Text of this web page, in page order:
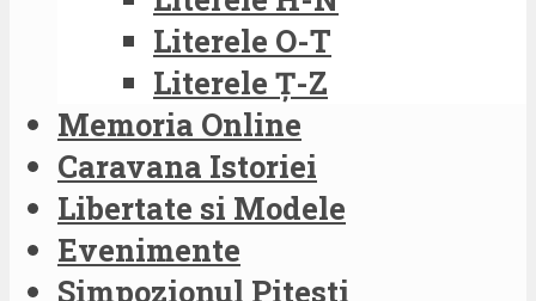
Literele O-T
Literele Ț-Z
Memoria Online
Caravana Istoriei
Libertate si Modele
Evenimente
Simpozionul Pitesti